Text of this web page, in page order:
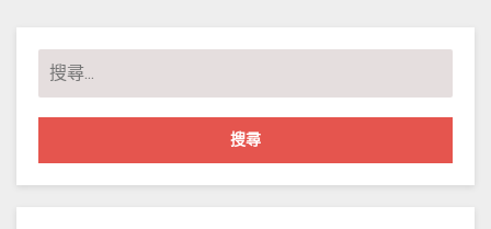
搜
尋
關
字: